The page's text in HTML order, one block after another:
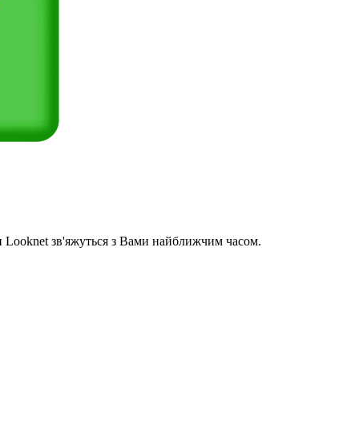
зв'яжуться з Вами найближчим часом.